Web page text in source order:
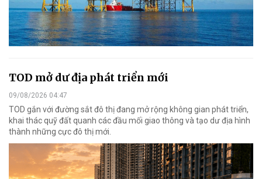
TOD mở dư địa phát triển mới
09/08/2026 04:47
TOD gắn với đường sắt đô thị đang mở rộng không gian phát triển,
khai thác quỹ đất quanh các đầu mối giao thông và tạo dư địa hình
thành những cực đô thị mới.